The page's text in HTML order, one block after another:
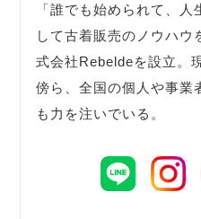
「誰でも始められて、
して古着販売のノウハウ
式会社Rebeldeを設立。
傍ら、全国の個人や事業
も力を注いでいる。